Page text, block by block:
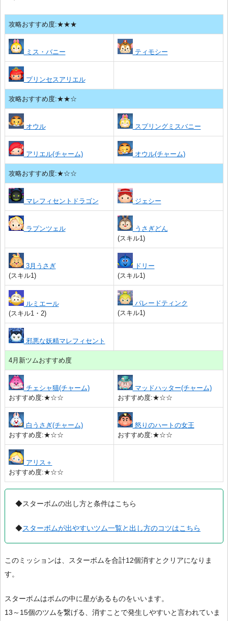
攻略おすすめ度:★★★
ミス・バニー ティモシー
プリンセスアリエル
攻略おすすめ度:★★☆
オウル スプリングミスバニー
アリエル(チャーム) オウル(チャーム)
攻略おすすめ度:★☆☆
マレフィセントドラゴン ジェシー
ラプンツェル
うさぎどん
(スキル1)
3月うさぎ
(スキル1)
ドリー
(スキル1)
ルミエール
(スキル1・2)
パレードティンク
(スキル1)
邪悪な妖精マレフィセント
4月新ツムおすすめ度
チェシャ猫(チャーム)
おすすめ度:★☆☆
マッドハッター(チャーム)
おすすめ度:★☆☆
白うさぎ(チャーム)
おすすめ度:★☆☆
怒りのハートの女王
おすすめ度:★☆☆
アリス＋
おすすめ度:★☆☆
◆スターボムの出し方と条件はこちら
◆スターボムが出やすいツム一覧と出し方のコツはこちら
このミッションは、スターボムを合計12個消すとクリアになりま
す。
スターボムはボムの中に星があるものをいいます。
13～15個のツムを繋げる、消すことで発生しやすいと言われていま